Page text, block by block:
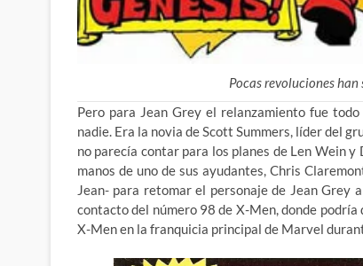
Pocas revoluciones han
Pero para Jean Grey el relanzamiento fue
nadie. Era la novia de Scott Summers, líder del
no parecía contar para los planes de Len Wein
manos de uno de sus ayudantes, Chris
Jean- para retomar el personaje de Jean Grey
contacto del número 98 de X-Men, donde
X-Men en la franquicia principal de Marvel